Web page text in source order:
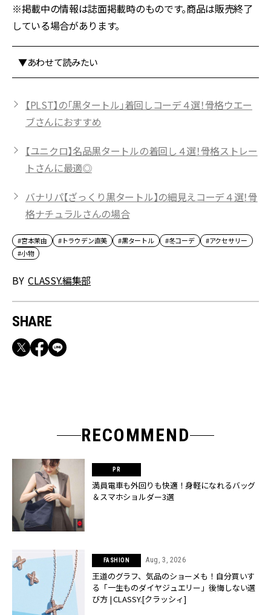
※掲載中の情報は誌面掲載時のものです。商品は販売終了
している場合があります。
▼あわせて読みたい
【PLST】の「黒タートル」着回しコーデ４選！骨格ウエー
ブさんにおすすめ
【ユニクロ】名品黒タートルの着回し４選！骨格ストレー
トさんに最適◎
バナリパ【ざっくり黒タートル】の細見えコーデ４選！骨
格ナチュラルさんの場合
#宮本茉由 #トラウデン直美 #黒タートル #冬コーデ
#アクセサリー
#小物
BY CLASSY.編集部
SHARE
RECOMMEND
満員電車も外回りも快適！身軽になれるバッグ
＆スマホショルダー3選
FASHION Aug, 3, 2026
王道のグラフ、気品のショーメも！自分買いす
る「一生ものダイヤジュエリー」後悔しない選
び方 | CLASSY.[クラッシィ]